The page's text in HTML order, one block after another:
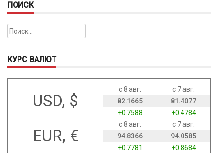
ПОИСК
Найти:
КУРС ВАЛЮТ
USD, $
с 8 авг.
с 7 авг.
82.1665
81.4077
+0.7588
+0.4784
EUR, €
с 8 авг.
с 7 авг.
94.8366
94.0585
+0.7781
+0.8684